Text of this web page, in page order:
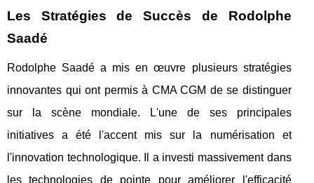
Les Stratégies de Succès de Rodolphe
Saadé
Rodolphe Saadé a mis en œuvre plusieurs stratégies
innovantes qui ont permis à CMA CGM de se distinguer
sur la scène mondiale. L'une de ses principales
initiatives a été l'accent mis sur la numérisation et
l'innovation technologique. Il a investi massivement dans
les technologies de pointe pour améliorer l'efficacité